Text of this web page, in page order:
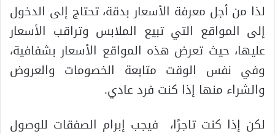
لذا من أجل معرفة الأسعار بدقة، تحتاج إلى الدخول
إلى المواقع التي تبيع الملابس وتراقب الأسعار
عليها، حيث تعرض هذه المواقع الأسعار بشفافية،
وفي نفس الوقت متابعة الخصومات والعروض
والشراء منها إذا كنت فرد عادي.
لكن إذا كنت تاجرًا، فيجب إبرام الصفقات للوصول